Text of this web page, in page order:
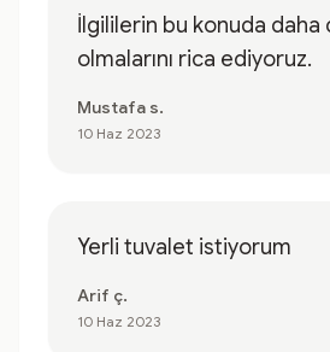
İlgililerin bu konuda daha
olmalarını rica ediyoruz.
Mustafa s.
10 Haz 2023
Yerli tuvalet istiyorum
Arif ç.
10 Haz 2023